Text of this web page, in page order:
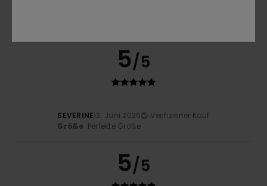
5/5
SEVERINE13. Juni 2026
Verifizierter Kauf
Größe: Perfekte Größe
5/5